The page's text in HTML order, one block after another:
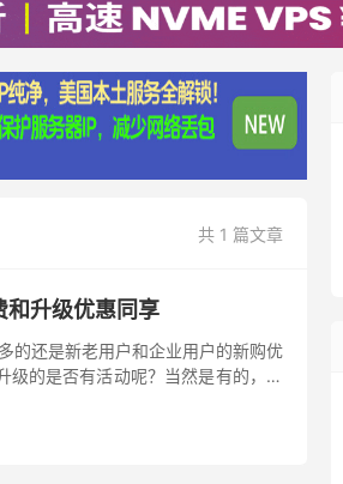
共 1 篇文章
升级优惠同享
的还是新老用户和企业用户的新购优
的是否有活动呢？当然是有的，我